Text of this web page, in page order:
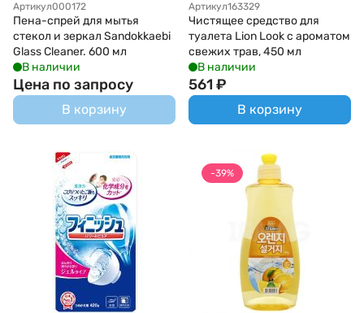
Артикул000172
Пена-спрей для мытья
стекол и зеркал Sandokkaebi
Glass Cleaner. 600 мл
В наличии
Цена по запросу
В корзину
Артикул163329
Чистящее средство для
туалета Lion Look с ароматом
свежих трав, 450 мл
В наличии
561 ₽
В корзину
-39%